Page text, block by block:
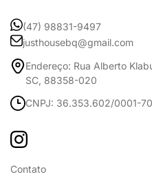
(47) 98831-9497
justhousebq@gmail.com
Endereço: Rua Alberto
SC, 88358-020
CNPJ: 36.353.602/0001-70
Contato